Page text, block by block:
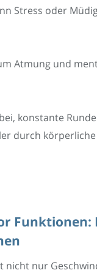
Stress oder
Atmung und
konstante
durch
nicht nur